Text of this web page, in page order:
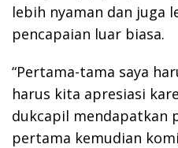
lebih nyaman dan juga
pencapaian luar biasa.
“Pertama-tama saya
harus kita apresiasi
dukcapil mendapatkan
pertama kemudian